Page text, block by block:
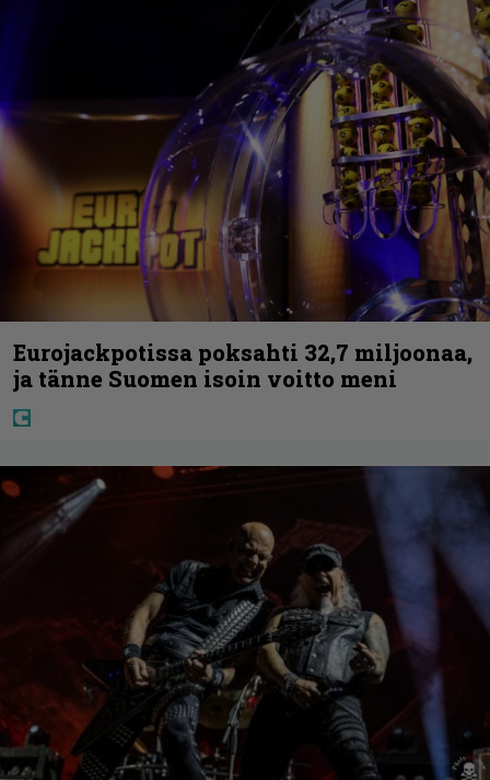
Eurojackpotissa poksahti 32,7 miljoonaa,
ja tänne Suomen isoin voitto meni